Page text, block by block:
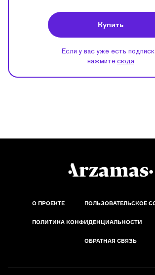
Купить
Если у вас уже есть
нажмите сюда
О ПРОЕКТЕ ПОЛЬЗОВАТЕЛЬСКОЕ
ПОЛИТИКА КОНФИДЕНЦИАЛЬНОСТИ
ОБРАТНАЯ СВЯЗЬ